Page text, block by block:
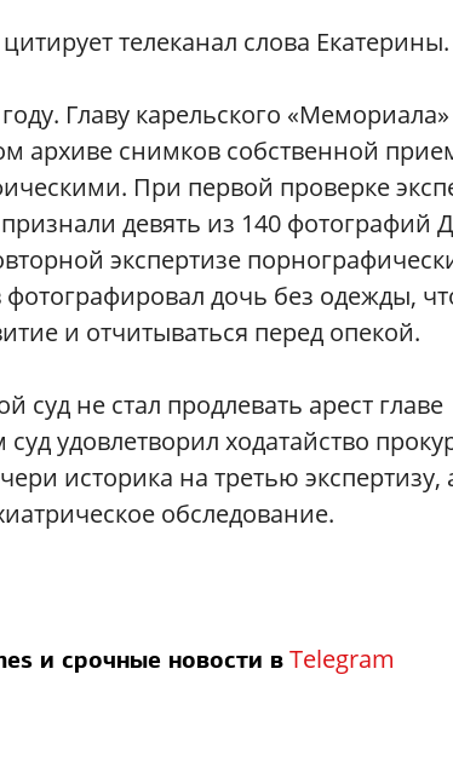
телеканал слова Екатерины.
Главу карельского
архиве снимков собственной
При первой проверке
девять из 140 фотографий
экспертизе
дочь без одежды,
и отчитываться перед опекой.
суд не стал продлевать арест главе
удовлетворил ходатайство
историка на третью экспертизу,
обследование.
и срочные новости вTelegram